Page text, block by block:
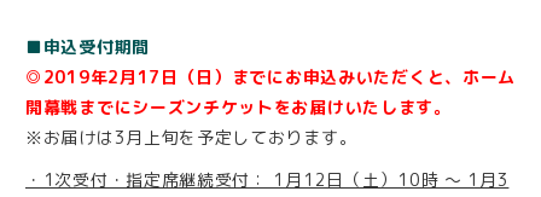
■申込受付期間
◎2019年2月17日（日）までにお申込みいただくと、ホーム
開幕戦までにシーズンチケットをお届けいたします。
※お届けは3月上旬を予定しております。
・1次受付・指定席継続受付： 1月12日（土）10時 ～ 1月3